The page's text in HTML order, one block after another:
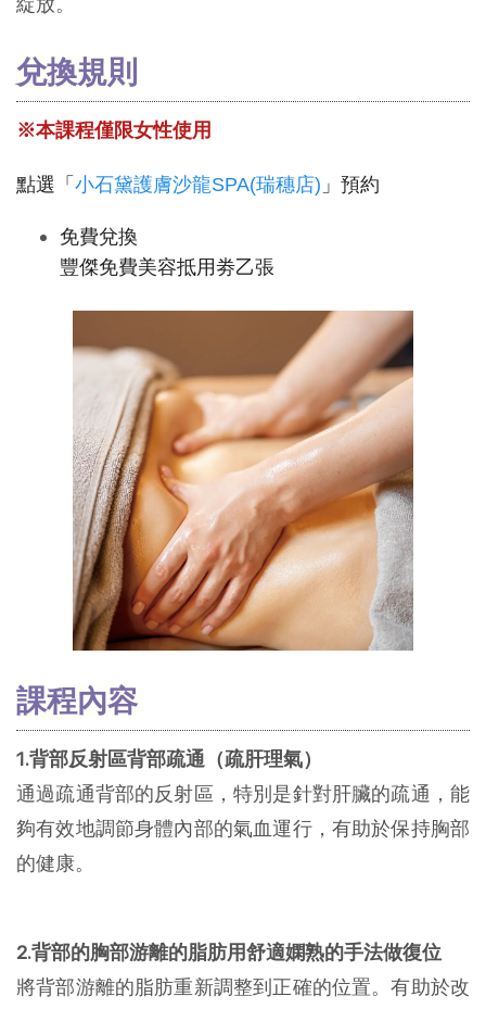
兌換規則
※本課程僅限女性使用
點選「 小石黛護膚沙龍SPA(瑞穗店) 」預約
免費兌換
豐傑免費美容抵用劵乙張
課程內容
1.背部反射區背部疏通（疏肝理氣）
通過疏通背部的反射區，特別是針對肝臟的疏通，能
夠有效地調節身體內部的氣血運行，有助於保持胸部
的健康。
2.背部的胸部游離的脂肪用舒適嫻熟的手法做復位
將背部游離的脂肪重新調整到正確的位置。有助於改